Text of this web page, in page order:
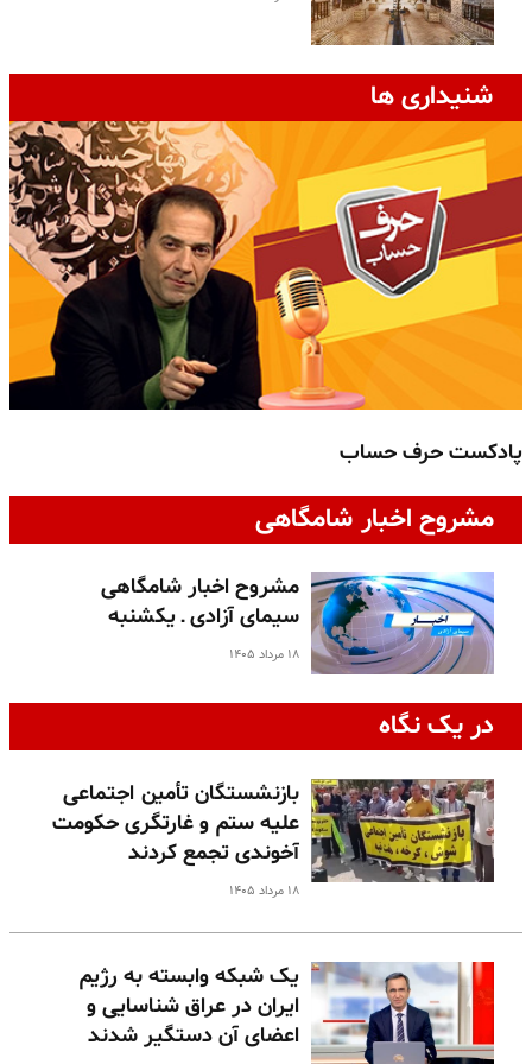
شنیداری ها
پادکست حرف حساب
مشروح اخبار شامگاهی
مشروح اخبار شامگاهی
سیمای آزادی ـ یکشنبه
۱۸ مرداد ۱۴۰۵
در یک نگاه
بازنشستگان تأمین اجتماعی
علیه ستم و غارتگری حکومت
آخوندی تجمع کردند
۱۸ مرداد ۱۴۰۵
یک شبکه وابسته به رژیم
ایران در عراق شناسایی و
اعضای آن دستگیر شدند